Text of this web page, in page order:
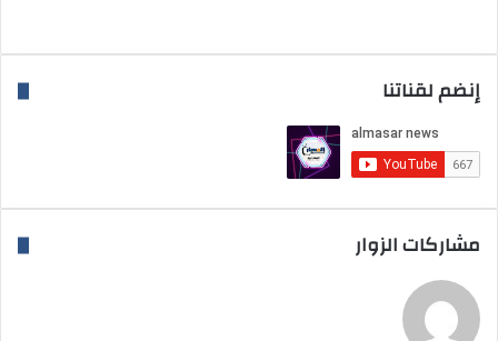
إنضم لقناتنا
مشاركات الزوار